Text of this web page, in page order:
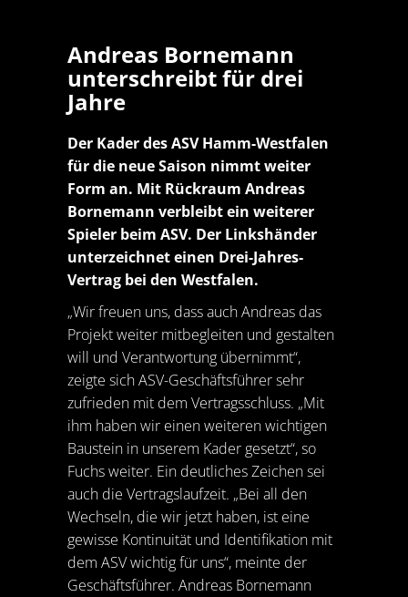
Andreas Bornemann
unterschreibt für drei
Jahre
Der Kader des ASV Hamm-Westfalen
für die neue Saison nimmt weiter
Form an. Mit Rückraum Andreas
Bornemann verbleibt ein weiterer
Spieler beim ASV. Der Linkshänder
unterzeichnet einen Drei-Jahres-
Vertrag bei den Westfalen.
„Wir freuen uns, dass auch Andreas das
Projekt weiter mitbegleiten und gestalten
will und Verantwortung übernimmt“,
zeigte sich ASV-Geschäftsführer sehr
zufrieden mit dem Vertragsschluss. „Mit
ihm haben wir einen weiteren wichtigen
Baustein in unserem Kader gesetzt“, so
Fuchs weiter. Ein deutliches Zeichen sei
auch die Vertragslaufzeit. „Bei all den
Wechseln, die wir jetzt haben, ist eine
gewisse Kontinuität und Identifikation mit
dem ASV wichtig für uns“, meinte der
Geschäftsführer. Andreas Bornemann